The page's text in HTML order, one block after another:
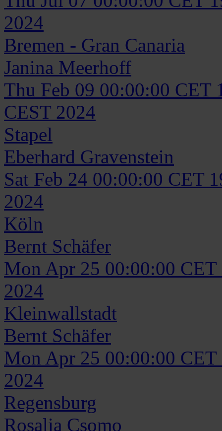
2024
Bremen - Gran Canaria
Janina Meerhoff
Thu Feb 09 00:00:00 CET
CEST 2024
Stapel
Eberhard Gravenstein
Sat Feb 24 00:00:00 CET
2024
Köln
Bernt Schäfer
Mon Apr 25 00:00:00 CET
2024
Kleinwallstadt
Bernt Schäfer
Mon Apr 25 00:00:00 CET
2024
Regensburg
Rosalia Csomo